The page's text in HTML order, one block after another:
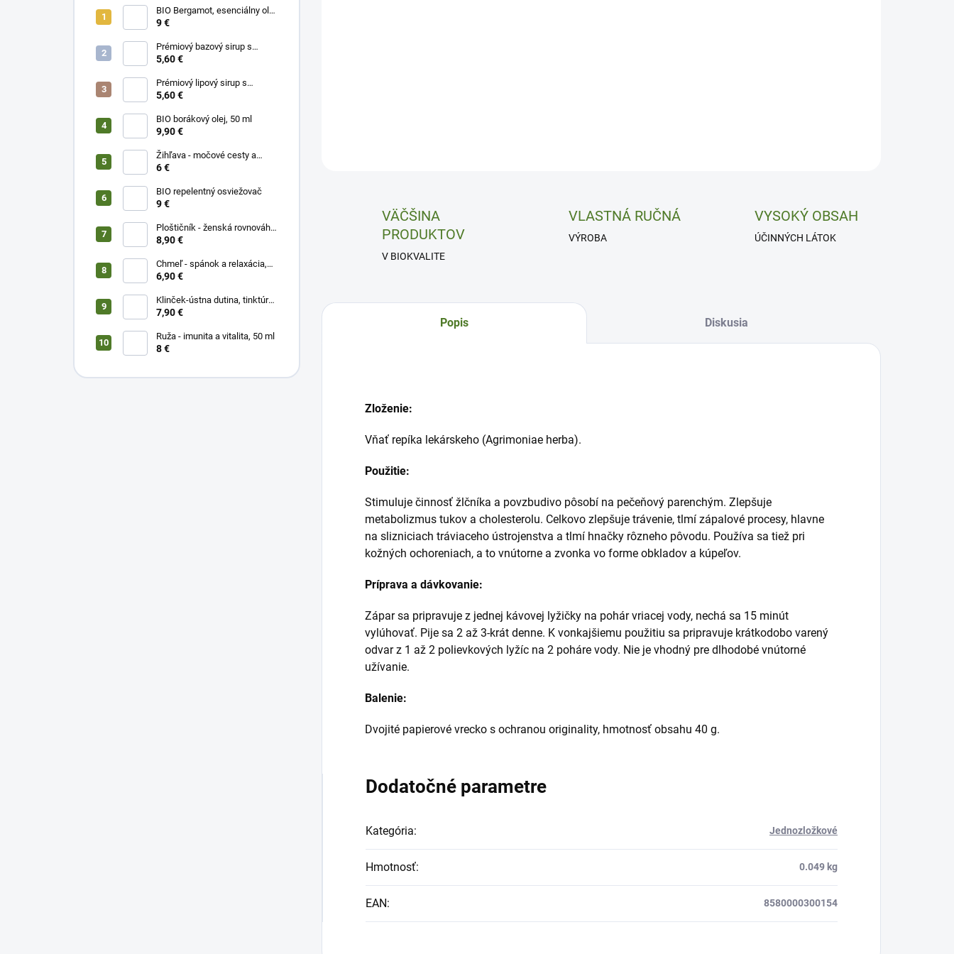
BIO Bergamot, esenciálny olej
10 ml
9 €
Prémiový bazový sirup s
limetkou a vitam. C
5,60 €
Prémiový lipový sirup s
citrónom a vitamínom C
5,60 €
BIO borákový olej, 50 ml
9,90 €
Žihľava - močové cesty a
prostata, 50 ml
6 €
BIO repelentný osviežovač
9 €
Ploštičník - ženská rovnováha,
50 ml
8,90 €
Chmeľ - spánok a relaxácia,
50 ml
6,90 €
Klinček-ústna dutina, tinktúra
50 ml
7,90 €
Ruža - imunita a vitalita, 50 ml
8 €
VÄČŠINA
PRODUKTOV
V BIOKVALITE
VLASTNÁ RUČNÁ
VÝROBA
VYSOKÝ OBSAH
ÚČINNÝCH LÁTOK
Popis Diskusia
Zloženie:
Vňať repíka lekárskeho (Agrimoniae herba).
Použitie:
Stimuluje činnosť žlčníka a povzbudivo pôsobí na pečeňový parenchým. Zlepšuje
metabolizmus tukov a cholesterolu. Celkovo zlepšuje trávenie, tlmí zápalové procesy, hlavne
na slizniciach tráviaceho ústrojenstva a tlmí hnačky rôzneho pôvodu. Používa sa tiež pri
kožných ochoreniach, a to vnútorne a zvonka vo forme obkladov a kúpeľov.
Príprava a dávkovanie:
Zápar sa pripravuje z jednej kávovej lyžičky na pohár vriacej vody, nechá sa 15 minút
vylúhovať. Pije sa 2 až 3-krát denne. K vonkajšiemu použitiu sa pripravuje krátkodobo varený
odvar z 1 až 2 polievkových lyžíc na 2 poháre vody. Nie je vhodný pre dlhodobé vnútorné
užívanie.
Balenie:
Dvojité papierové vrecko s ochranou originality, hmotnosť obsahu 40 g.
Dodatočné parametre
Kategória: Jednozložkové
Hmotnosť: 0.049 kg
EAN: 8580000300154